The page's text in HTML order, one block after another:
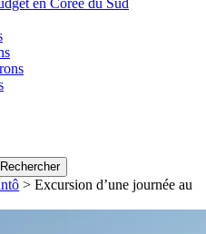
en Corée du Sud
> Excursion d’une journée au